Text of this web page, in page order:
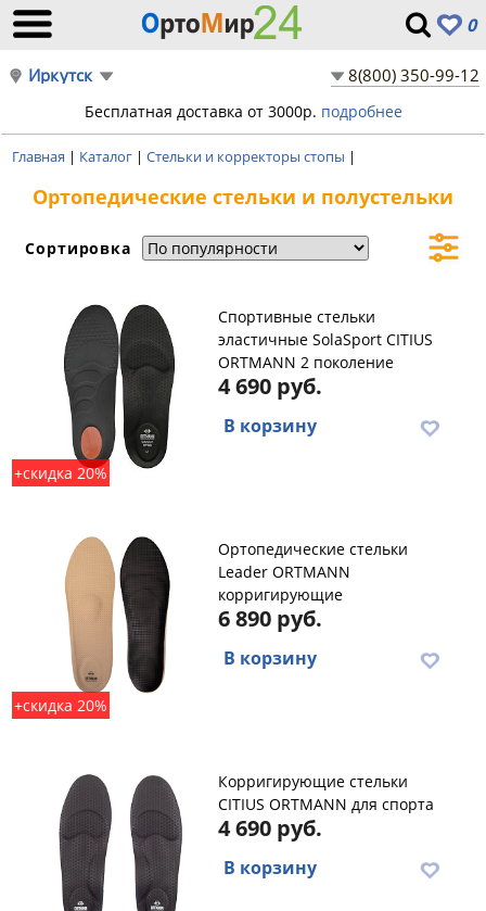
0
Иркутск 8(800) 350-99-12
Бесплатная доставка от 3000р. подробнее
Главная | Каталог | Стельки и корректоры стопы |
Ортопедические стельки и полустельки
Сортировка
+скидка 20%
Спортивные стельки
эластичные SolaSport CITIUS
ORTMANN 2 поколение
4 690 руб.
В корзину
+скидка 20%
Ортопедические стельки
Leader ORTMANN
корригирующие
6 890 руб.
В корзину
Корригирующие стельки
CITIUS ORTMANN для спорта
4 690 руб.
В корзину